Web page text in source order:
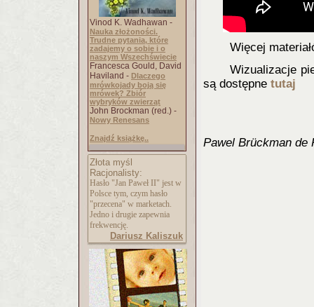
Vinod K. Wadhawan -
Nauka złożoności.
Trudne pytania, które
zadajemy o sobie i o
naszym Wszechświecie
Francesca Gould, David
Haviland - Dlaczego
mrówkojady boją się
mrówek? Zbiór
wybryków zwierząt
John Brockman (red.) -
Nowy Renesans
Znajdź książkę..
Złota myśl
Racjonalisty:
Hasło "Jan Paweł II" jest w
Polsce tym, czym hasło
"przecena" w marketach.
Jedno i drugie zapewnia
frekwencję.
Dariusz Kaliszuk
Więcej
Wizualizacje
są dostępne tutaj
Pawel Brückman de